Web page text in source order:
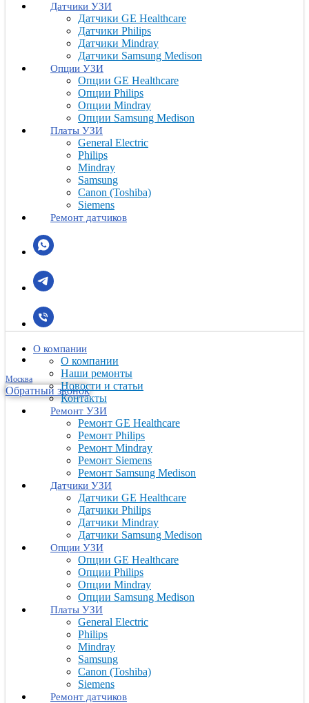
Датчики УЗИ
Датчики GE Healthcare
Датчики Philips
Датчики Mindray
Датчики Samsung Medison
Опции УЗИ
Опции GE Healthcare
Опции Philips
Опции Mindray
Опции Samsung Medison
Платы УЗИ
General Electric
Philips
Mindray
Samsung
Canon (Toshiba)
Siemens
Ремонт датчиков
Москва
Обратный звонок
О компании
О компании
Наши ремонты
Новости и статьи
Контакты
Ремонт УЗИ
Ремонт GE Healthcare
Ремонт Philips
Ремонт Mindray
Ремонт Siemens
Ремонт Samsung Medison
Датчики УЗИ
Датчики GE Healthcare
Датчики Philips
Датчики Mindray
Датчики Samsung Medison
Опции УЗИ
Опции GE Healthcare
Опции Philips
Опции Mindray
Опции Samsung Medison
Платы УЗИ
General Electric
Philips
Mindray
Samsung
Canon (Toshiba)
Siemens
Ремонт датчиков